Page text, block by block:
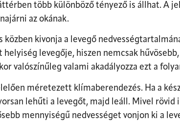
több különböző tényező is állhat. A
az okának.
kivonja a levegő
levegője, hiszen nemcsak hűvösebb,
valószínűleg valami akadályozza ezt a
méretezett klímaberendezés. Ha a
lehűti a levegőt, majd leáll. Mivel rövid
mennyiségű nedvességet vonjon ki a